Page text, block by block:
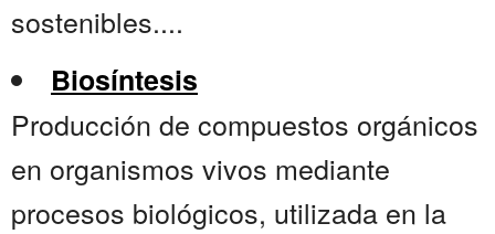
sostenibles....
Biosíntesis
Producción de compuestos orgánicos
en organismos vivos mediante
procesos biológicos, utilizada en la